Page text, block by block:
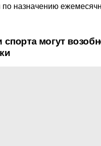
по назначению
могут